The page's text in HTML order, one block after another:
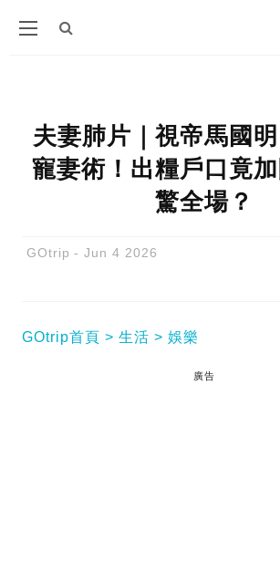
夫妻肺片｜視帝馬國
寵妻術！出糧戶口竟
驚全場？
GOtrip Jun 4 2026
GOtrip首頁 生活 娛樂
廣告